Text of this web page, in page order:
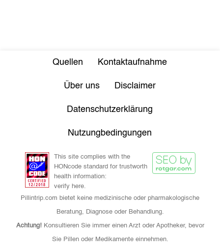
Quellen Kontaktaufnahme
Über uns Disclaimer
Datenschutzerklärung
Nutzungbedingungen
This site complies with the
HONcode standard for trustworth
health information:
verify here.
Pillintrip.com bietet keine medizinische oder pharmakologische
Beratung, Diagnose oder Behandlung.
Achtung!Konsultieren Sie immer einen Arzt oder Apotheker, bevor
Sie Pillen oder Medikamente einnehmen.